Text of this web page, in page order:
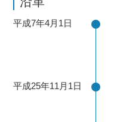
平成7年4月1日
平成25年11月1日